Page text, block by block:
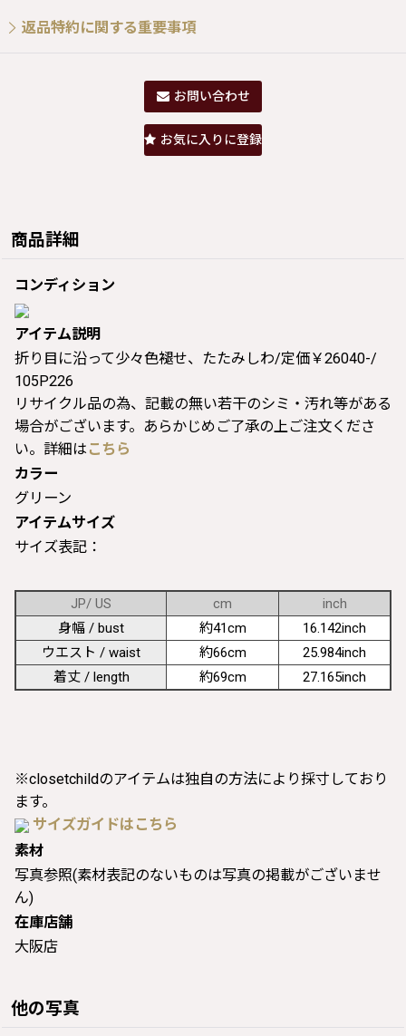
返品特約に関する重要事項
お問い合わせ
お気に入りに登録
商品詳細
コンディション
アイテム説明
折り目に沿って少々色褪せ、たたみしわ/定価￥26040-/
105P226
リサイクル品の為、記載の無い若干のシミ・汚れ等がある
場合がございます。あらかじめご了承の上ご注文くださ
い。詳細は こちら
カラー
グリーン
アイテムサイズ
サイズ表記：
JP/ US cm
inch
身幅 / bust
約41cm
16.142inch
ウエスト / waist
約66cm
25.984inch
着丈 / length
約69cm 27.165inch
※closetchildのアイテムは独自の方法により採寸しており
ます。
サイズガイドはこちら
素材
写真参照(素材表記のないものは写真の掲載がございませ
ん)
在庫店舗
大阪店
他の写真